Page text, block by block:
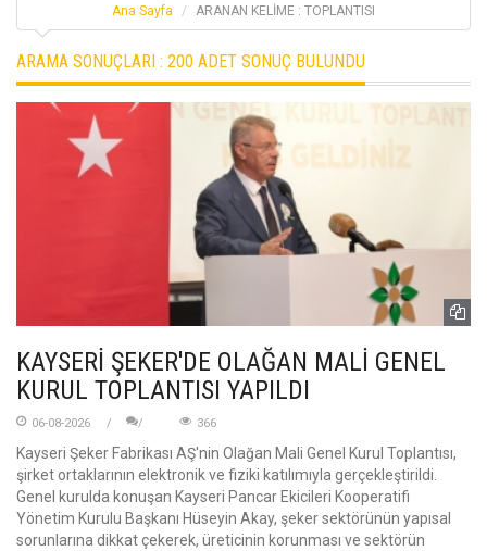
Ana Sayfa ARANAN KELİME : TOPLANTISI
ARAMA SONUÇLARI : 200 ADET SONUÇ BULUNDU
KAYSERİ ŞEKER'DE OLAĞAN MALİ GENEL
KURUL TOPLANTISI YAPILDI
06-08-2026 366
Kayseri Şeker Fabrikası AŞ'nin Olağan Mali Genel Kurul Toplantısı,
şirket ortaklarının elektronik ve fiziki katılımıyla gerçekleştirildi.
Genel kurulda konuşan Kayseri Pancar Ekicileri Kooperatifi
Yönetim Kurulu Başkanı Hüseyin Akay, şeker sektörünün yapısal
sorunlarına dikkat çekerek, üreticinin korunması ve sektörün